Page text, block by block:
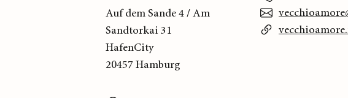
Auf dem Sande 4 / Am
Sandtorkai 31
HafenCity
20457 Hamburg